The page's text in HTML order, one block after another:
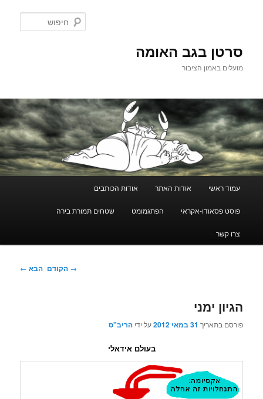
סרטן בגב האומה
מועלים באמון הציבור
עמוד ראשי אודות האתר אודות הכותבים
פוסט פסאודו-אקראי הפתגמומט שטחים תמורת בירה
צרו קשר
ניווט
→ הקודם הבא ←
הגיון ימני
פורסם בתאריך 31 במאי 2012 על ידיהריב"ס
בעולם אידאלי